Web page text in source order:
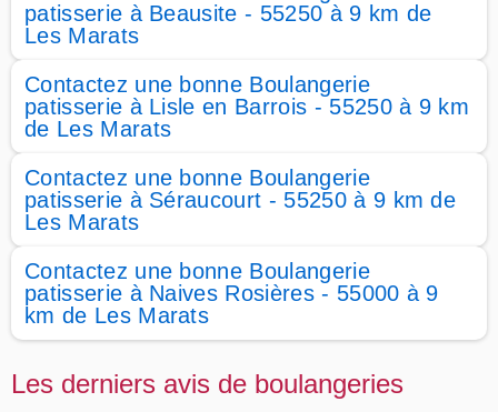
patisserie à Beausite - 55250 à 9 km de
Les Marats
Contactez une bonne Boulangerie
patisserie à Lisle en Barrois - 55250 à 9 km
de Les Marats
Contactez une bonne Boulangerie
patisserie à Séraucourt - 55250 à 9 km de
Les Marats
Contactez une bonne Boulangerie
patisserie à Naives Rosières - 55000 à 9
km de Les Marats
Les derniers avis de boulangeries